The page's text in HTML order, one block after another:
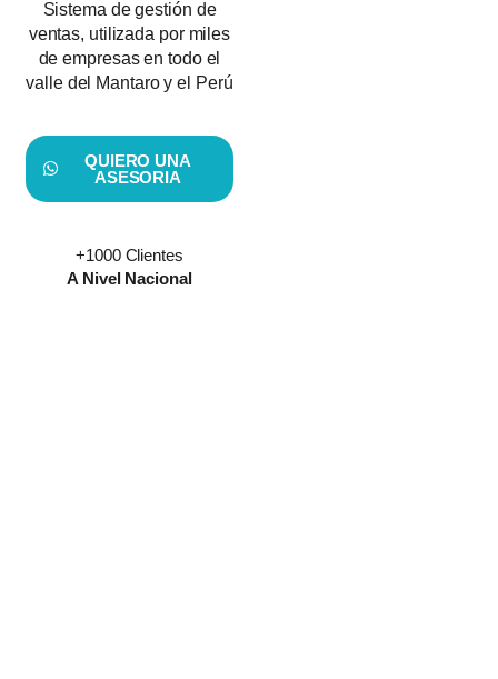
Sistema de gestión de
ventas, utilizada por miles
de empresas en todo el
valle del Mantaro y el Perú
QUIERO UNA
ASESORIA
+1000 Clientes
A Nivel Nacional